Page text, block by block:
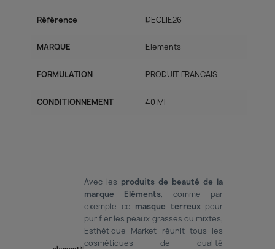
Référence DECLIE26
MARQUE Elements
FORMULATION PRODUIT FRANCAIS
CONDITIONNEMENT 40 Ml
Avec les produits de beauté de la
marque Eléments, comme par
exemple ce masque terreuxpour
purifier les peaux grasses ou mixtes,
Esthétique Market réunit tous les
cosmétiques de qualité